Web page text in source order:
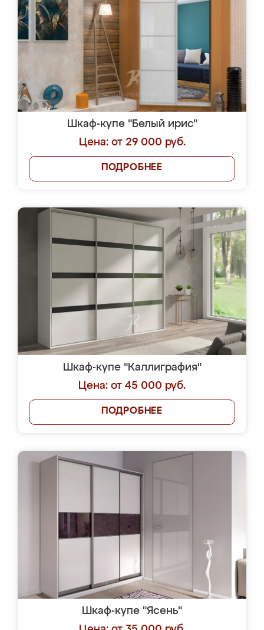
Шкаф-купе "Белый ирис"
Цена: от 29 000 руб.
ПОДРОБНЕЕ
Шкаф-купе "Каллиграфия"
Цена: от 45 000 руб.
ПОДРОБНЕЕ
Шкаф-купе "Ясень"